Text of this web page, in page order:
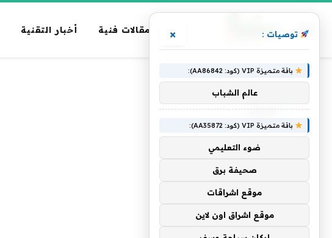
مقالات فنية أخبار التقنية
الرئيسية » الأوائل
الأوائل
توصيات : ×
باقة متميزة VIP (كود: AA86842):
عالم الشباب
باقة متميزة VIP (كود: AA35872):
ضوء التعليمي
صحيفة برق
موقع اشراقات
موقع اشراق اون لاين